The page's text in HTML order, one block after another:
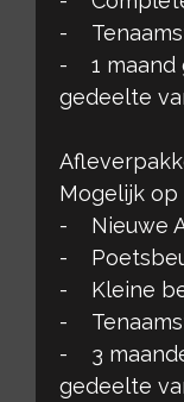
-
- 1 maand
gedeelte
Mogelijk op
- Nieuwe
-
- Kleine
-
- 3
gedeelte